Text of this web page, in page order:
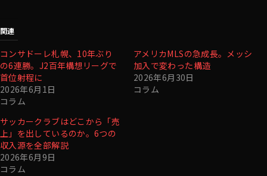
関連
コンサドーレ札幌、10年ぶり
の6連勝。J2百年構想リーグで
首位射程に
2026年6月1日
コラム
アメリカMLSの急成長。メッシ
加入で変わった構造
2026年6月30日
コラム
サッカークラブはどこから「売
上」を出しているのか。6つの
収入源を全部解説
2026年6月9日
コラム